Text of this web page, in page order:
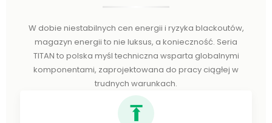
W dobie niestabilnych cen energii i ryzyka blackoutów,
magazyn energii to nie luksus, a konieczność. Seria
TITAN to polska myśl techniczna wsparta globalnymi
komponentami, zaprojektowana do pracy ciągłej w
trudnych warunkach.